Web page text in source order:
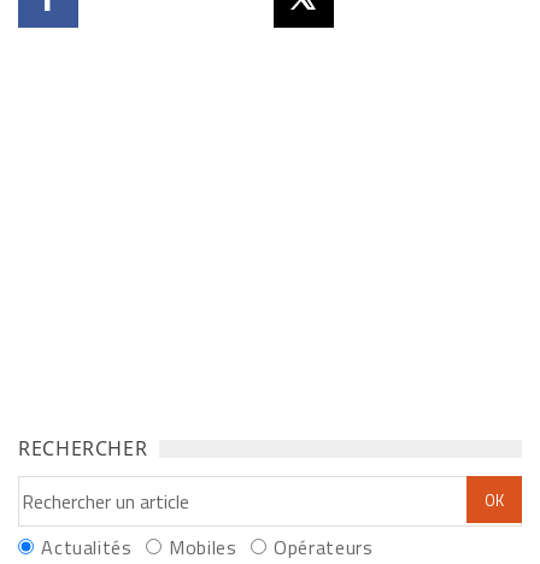
RECHERCHER
Actualités Mobiles Opérateurs